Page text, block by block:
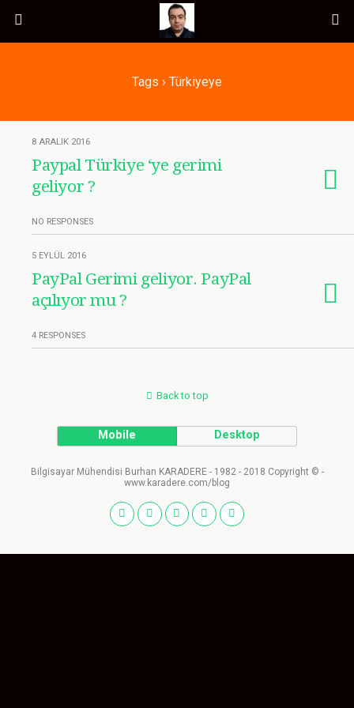
Tags › Türkiyeye
8 ARALIK 2016
Paypal Türkiye ‘ye gerimi
geliyor ?
NO RESPONSES
5 EYLÜL 2016
PayPal Gerimi geliyor. PayPal
açılıyor mu ?
4 RESPONSES
Back to top
Mobile Desktop
Bilgisayar Mühendisi Burhan KARADERE - 1982 - 2018 Copyright © -
www.karadere.com/blog